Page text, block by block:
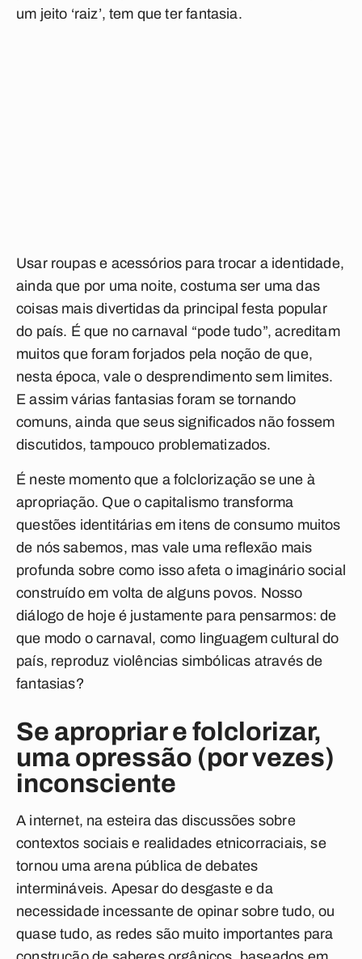
um jeito ‘raiz’, tem que ter fantasia.
Usar roupas e acessórios para trocar a identidade,
ainda que por uma noite, costuma ser uma das
coisas mais divertidas da principal festa popular
do país. É que no carnaval “pode tudo”, acreditam
muitos que foram forjados pela noção de que,
nesta época, vale o desprendimento sem limites.
E assim várias fantasias foram se tornando
comuns, ainda que seus significados não fossem
discutidos, tampouco problematizados.
É neste momento que a folclorização se une à
apropriação. Que o capitalismo transforma
questões identitárias em itens de consumo muitos
de nós sabemos, mas vale uma reflexão mais
profunda sobre como isso afeta o imaginário social
construído em volta de alguns povos. Nosso
diálogo de hoje é justamente para pensarmos: de
que modo o carnaval, como linguagem cultural do
país, reproduz violências simbólicas através de
fantasias?
Se apropriar e folclorizar,
uma opressão (por vezes)
inconsciente
A internet, na esteira das discussões sobre
contextos sociais e realidades etnicorraciais, se
tornou uma arena pública de debates
intermináveis. Apesar do desgaste e da
necessidade incessante de opinar sobre tudo, ou
quase tudo, as redes são muito importantes para